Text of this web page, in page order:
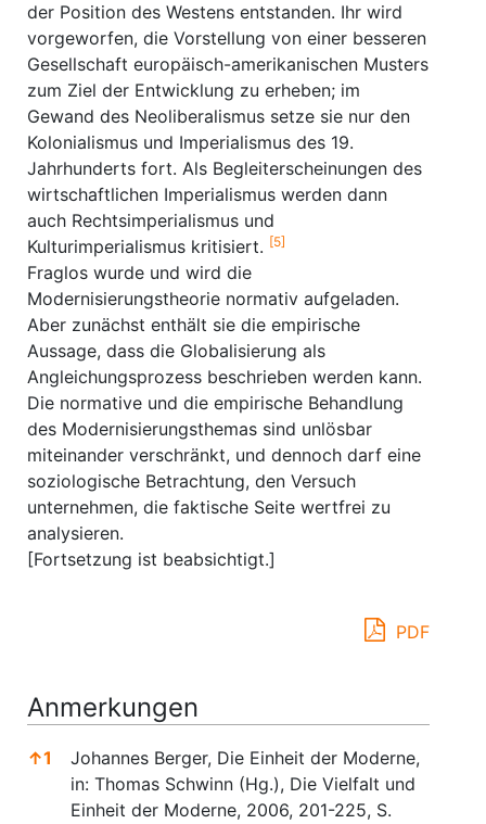
der Position des Westens entstanden. Ihr wird
vorgeworfen, die Vorstellung von einer besseren
Gesellschaft europäisch-amerikanischen Musters
zum Ziel der Entwicklung zu erheben; im
Gewand des Neoliberalismus setze sie nur den
Kolonialismus und Imperialismus des 19.
Jahrhunderts fort. Als Begleiterscheinungen des
wirtschaftlichen Imperialismus werden dann
auch Rechtsimperialismus und
Kulturimperialismus kritisiert. [5]
Fraglos wurde und wird die
Modernisierungstheorie normativ aufgeladen.
Aber zunächst enthält sie die empirische
Aussage, dass die Globalisierung als
Angleichungsprozess beschrieben werden kann.
Die normative und die empirische Behandlung
des Modernisierungsthemas sind unlösbar
miteinander verschränkt, und dennoch darf eine
soziologische Betrachtung, den Versuch
unternehmen, die faktische Seite wertfrei zu
analysieren.
[Fortsetzung ist beabsichtigt.]
PDF
Anmerkungen
↑1
Johannes Berger, Die Einheit der Moderne,
in: Thomas Schwinn (Hg.), Die Vielfalt und
Einheit der Moderne, 2006, 201-225, S.